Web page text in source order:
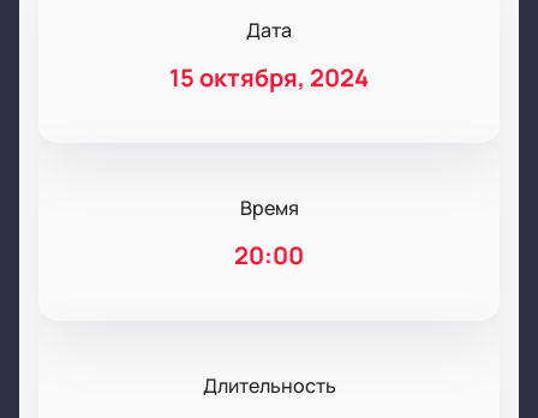
Дата
15 октября, 2024
Время
20:00
Длительность